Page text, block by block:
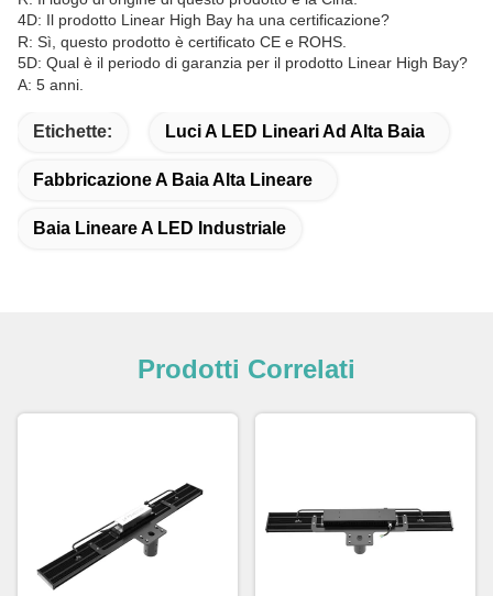
4D: Il prodotto Linear High Bay ha una certificazione?
R: Sì, questo prodotto è certificato CE e ROHS.
5D: Qual è il periodo di garanzia per il prodotto Linear High Bay?
A: 5 anni.
Etichette: Luci A LED Lineari Ad Alta Baia
Fabbricazione A Baia Alta Lineare
Baia Lineare A LED Industriale
Prodotti Correlati